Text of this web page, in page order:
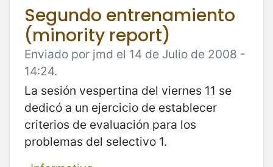
Segundo entrenamiento
(minority report)
Enviado por jmd el 14 de Julio de 2008 -
14:24.
La sesión vespertina del viernes 11 se
dedicó a un ejercicio de establecer
criterios de evaluación para los
problemas del selectivo 1.